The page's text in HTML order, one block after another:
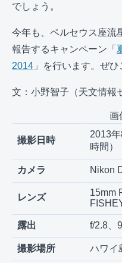
でしょう。
今年も、ペルセウス座流
報告するキャンペーン「
2014 」を行います。ぜひ
文：小野智子（天文情報
撮影日時
2013
時間）
カメラ Nikon
レンズ
15mm
露出 f/2.8、
撮影場所 ハワイ
画